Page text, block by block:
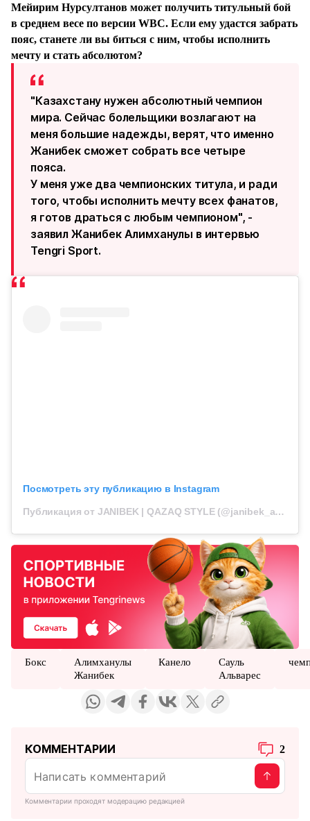
Мейирим Нурсултанов может получить титульный бой
в среднем весе по версии WBC. Если ему удастся забрать
пояс, станете ли вы биться с ним, чтобы исполнить
мечту и стать абсолютом?
"Казахстану нужен абсолютный чемпион
мира. Сейчас болельщики возлагают на
меня большие надежды, верят, что именно
Жанибек сможет собрать все четыре
пояса.
У меня уже два чемпионских титула, и ради
того, чтобы исполнить мечту всех фанатов,
я готов драться с любым чемпионом", -
заявил Жанибек Алимханулы в интервью
Tengri Sport.
Посмотреть эту публикацию в Instagram
Публикация от JANIBEK | QAZAQ STYLE (@janibek_alimkhanuly)
Бокс
Алимханулы
Жанибек
Канело
Сауль
Альварес
КОММЕНТАРИИ 2
Комментарии проходят модерацию редакцией